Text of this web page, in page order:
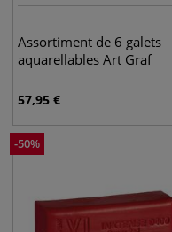
Assortiment de 6 galets
aquarellables Art Graf
57,95 €
-50%